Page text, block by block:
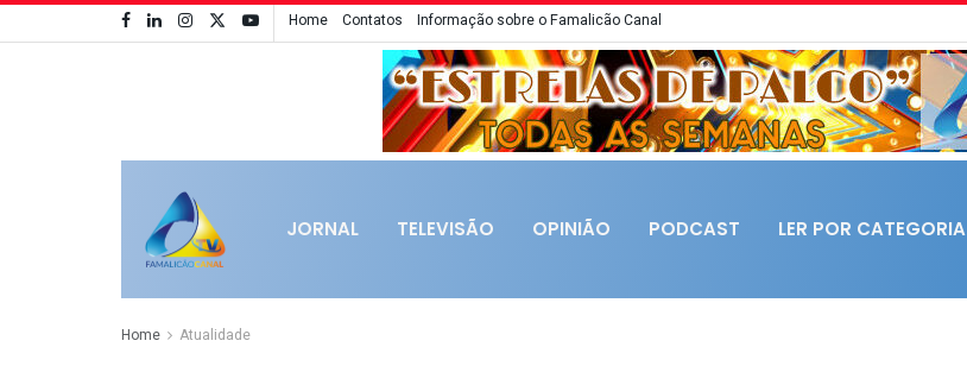
Home Contatos Informação sobre o Famalicão Canal
JORNAL TELEVISÃO OPINIÃO PODCAST LER POR CATEGORIA
Home Atualidade